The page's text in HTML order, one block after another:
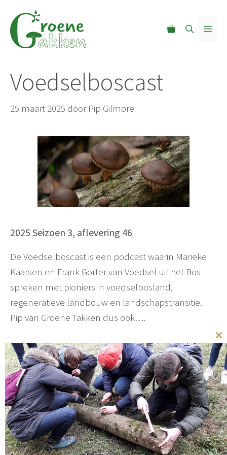
naar
Voedselboscast
25 maart 2025 door Pip Gilmore
2025 Seizoen 3, aflevering 46
De Voedselboscast is een podcast waarin Marieke
Kaarsen en Frank Gorter van Voedsel uit het Bos
spreken met pioniers in voedselbosland,
regeneratieve landbouw en landschapstransitie.
Pip van Groene Takken dus ook….